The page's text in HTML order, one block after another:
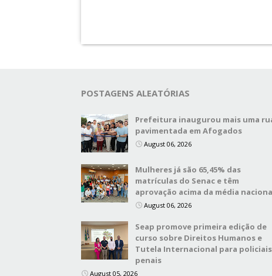
POSTAGENS ALEATÓRIAS
Prefeitura inaugurou mais uma
pavimentada em Afogados
August 06, 2026
Mulheres já são 65,45% das
matrículas do Senac e têm
aprovação acima da média
August 06, 2026
Seap promove primeira edição de
curso sobre Direitos Humanos e
Tutela Internacional para policiais
penais
August 05, 2026